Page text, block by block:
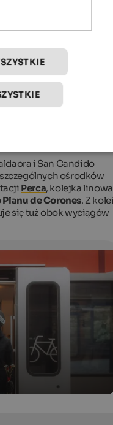
easily reach the ski
ski areas by train.
- zapewnia
tutaj
i San Candido
ośrodków
Perca, kolejka linowa
de Corones. Z
się tuż obok wyciągów